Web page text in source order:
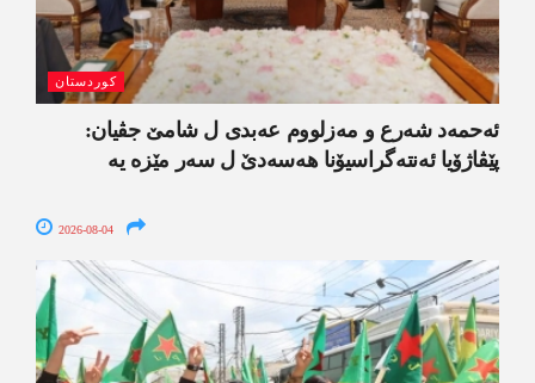
کوردستان
ئەحمەد شەرع و مەزلووم عەبدی ل شامێ جڤیان:
پێڤاژۆیا ئەنتەگراسیۆنا ھەسەدێ ل سەر مێزە یە
2026-08-04